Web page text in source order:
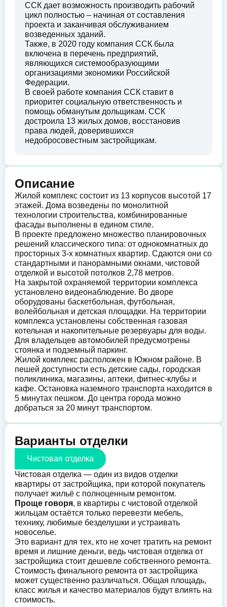
ССК дает возможность производить рабочий
цикл полностью – начиная от составления
проекта и заканчивая обслуживанием
возведенных зданий.
Также, в 2020 году компания ССК была
включена в перечень предприятий,
являющихся системообразующими
организациями экономики Российской
Федерации.
В своей работе компания ССК ставит в
приоритет социальную ответственность и
помощь обманутым дольщикам. ССК
достроила 13 жилых домов, восстановив
права людей, доверившихся
недобросовестным застройщикам.
Описание
Жилой комплекс состоит из 13 корпусов высотой 17
этажей. Дома возведены по монолитной
технологии строительства, комбинированные
фасады выполнены в едином стиле.
В проекте предложено множество планировочных
решений классического типа: от однокомнатных до
просторных 3-х комнатных квартир. Сдаются они со
стандартными и панорамными окнами, чистовой
отделкой и высотой потолков 2,78 метров.
На закрытой охраняемой территории комплекса
установлено видеонаблюдение. Во дворе
оборудованы баскетбольная, футбольная,
волейбольная и детская площадки. На территории
комплекса установлены собственная газовая
котельная и накопительные резервуары для воды.
Для владельцев автомобилей предусмотрены
стоянка и подземный паркинг.
Жилой комплекс расположен в Южном районе. В
пешей доступности есть детские сады, городская
поликлиника, магазины, аптеки, фитнес-клубы и
кафе. Остановка наземного транспорта находится в
5 минутах пешком. До центра города можно
добраться за 20 минут транспортом.
Варианты отделки
Чистовая отделка
Чистовая отделка — один из видов отделки
квартиры от застройщика, при которой покупатель
получает жильё с полноценным ремонтом.
Проще говоря, в квартиры с чистовой отделкой
жильцам остаётся только перевезти мебель,
технику, любимые безделушки и устраивать
новоселье.
Это вариант для тех, кто не хочет тратить на ремонт
время и лишние деньги, ведь чистовая отделка от
застройщика стоит дешевле собственного ремонта.
Стоимость финального ремонта от застройщика
может существенно различаться. Общая площадь,
класс жилья и качество материалов будут влиять на
стоимость.